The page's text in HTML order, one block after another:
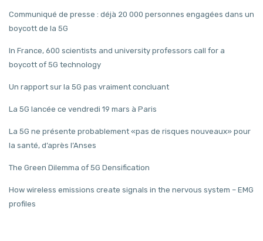
Communiqué de presse : déjà 20 000 personnes engagées dans un
boycott de la 5G
In France, 600 scientists and university professors call for a
boycott of 5G technology
Un rapport sur la 5G pas vraiment concluant
La 5G lancée ce vendredi 19 mars à Paris
La 5G ne présente probablement «pas de risques nouveaux» pour
la santé, d’après l’Anses
The Green Dilemma of 5G Densification
How wireless emissions create signals in the nervous system – EMG
profiles